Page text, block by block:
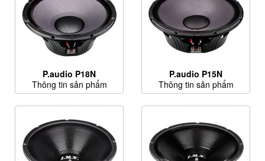
P.audio P18N
Thông tin sản phẩm
P.audio P15N
Thông tin sản phẩm